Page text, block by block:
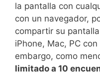
la pantalla con
con un navegador,
compartir su
iPhone, Mac, PC
embargo, como
limitado a 10